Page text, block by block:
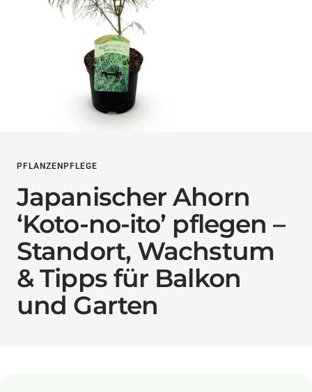
PFLANZENPFLEGE
Japanischer Ahorn
‘Koto-no-ito’ pflegen –
Standort, Wachstum
& Tipps für Balkon
und Garten